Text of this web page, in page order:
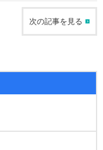
次の記事を見る